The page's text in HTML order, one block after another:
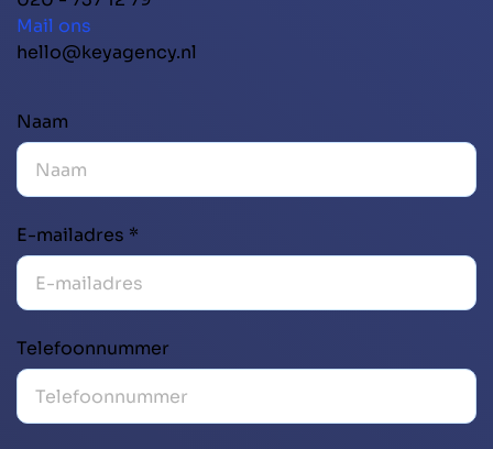
Mail ons
hello@keyagency.nl
Naam
E-mailadres *
Telefoonnummer